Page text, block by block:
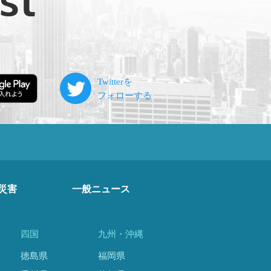
害 一般ニュース
四国
徳島県
九州・沖縄
福岡県